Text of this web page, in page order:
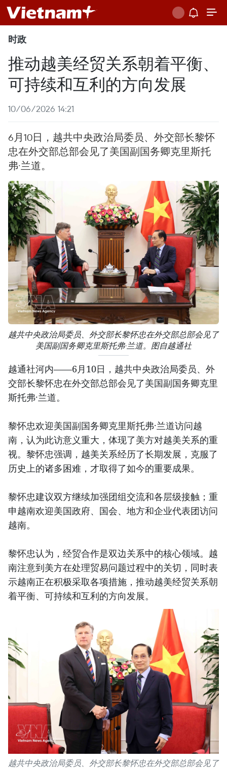
时政
推动越美经贸关系朝着平衡、
可持续和互利的方向发展
10/06/2026 14:21
6月10日，越共中央政治局委员、外交部长黎怀
忠在外交部总部会见了美国副国务卿克里斯托
弗·兰道。
越共中央政治局委员、外交部长黎怀忠在外交部总部会见了
美国副国务卿克里斯托弗·兰道。图自越通社
越通社河内——6月10日，越共中央政治局委员、外
交部长黎怀忠在外交部总部会见了美国副国务卿克里
斯托弗·兰道。
黎怀忠欢迎美国副国务卿克里斯托弗·兰道访问越
南，认为此访意义重大，体现了美方对越美关系的重
视。黎怀忠强调，越美关系经历了长期发展，克服了
历史上的诸多困难，才取得了如今的重要成果。
黎怀忠建议双方继续加强团组交流和各层级接触；重
申越南欢迎美国政府、国会、地方和企业代表团访问
越南。
黎怀忠认为，经贸合作是双边关系中的核心领域。越
南注意到美方在处理贸易问题过程中的关切，同时表
示越南正在积极采取各项措施，推动越美经贸关系朝
着平衡、可持续和互利的方向发展。
越共中央政治局委员、外交部长黎怀忠在外交部总部会见了